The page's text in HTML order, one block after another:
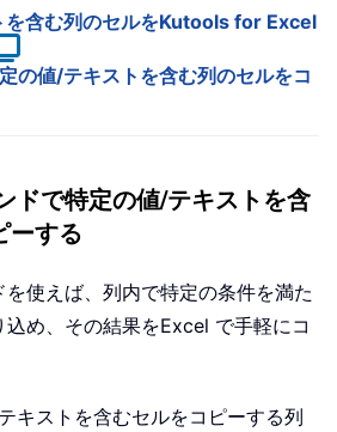
を含む列のセルをKutools for Excel
の値/テキストを含む列のセルをコ
ドで特定の値/テキストを含
ーする
使えば、列内で特定の条件を満た
め、その結果をExcel で手軽にコ
キストを含むセルをコピーする列